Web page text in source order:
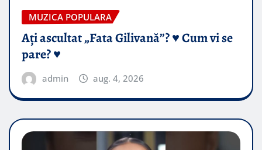
MUZICA POPULARA
Ați ascultat „Fata Gilivană”? ♥️ Cum vi se
pare? ♥️
admin aug. 4, 2026